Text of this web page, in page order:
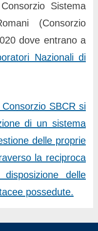
Sistema
(Consorzio
dove entrano a
Nazionali di
SBCR si
di un sistema
delle proprie
la reciproca
delle
possedute.